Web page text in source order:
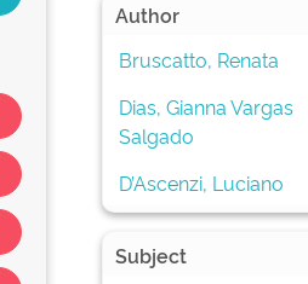
Author
Bruscatto, Renata
Dias, Gianna Vargas
Salgado
D’Ascenzi, Luciano
Subject